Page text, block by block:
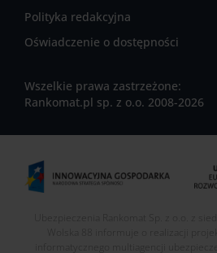
Polityka redakcyjna
Oświadczenie o dostępności
Wszelkie prawa zastrzeżone:
Rankomat.pl sp. z o.o. 2008-2026